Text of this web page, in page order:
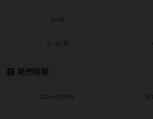
1人用
3～4人用
発売時期
2021〜2022年